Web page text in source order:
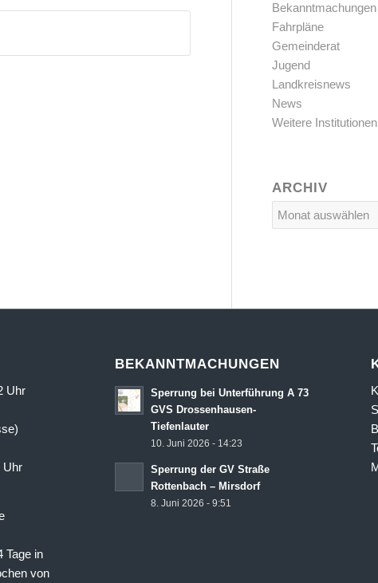
Bekanntmachungen
Fahrpläne
Gemeinderat
Jugend
Landkreisnews
News
Weitere Institutionen
ARCHIV
Uhr
Uhr
Tage in
von
BEKANNTMACHUNGEN
Sperrung bei Unterführung A 73
GVS Drossenhausen-
Tiefenlauter
10. Juni 2026 - 14:23
Sperrung der GV Straße
Rottenbach – Mirsdorf
8. Juni 2026 - 9:51